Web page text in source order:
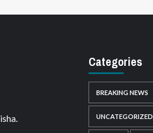
Categories
BREAKING NEWS
UNCATEGORIZED